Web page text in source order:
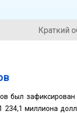
Краткий
был
234,1 миллиона